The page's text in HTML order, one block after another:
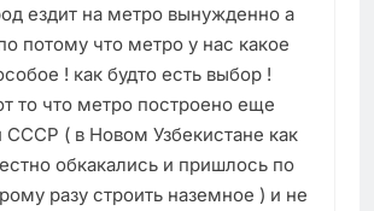
ездит на метро вынужденно а
потому что метро у нас какое
! как будто есть выбор !
то что метро построено еще
СССР ( в Новом Узбекистане как
обкакались и пришлось по
разу строить наземное ) и не